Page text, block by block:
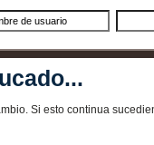
Si esto continua